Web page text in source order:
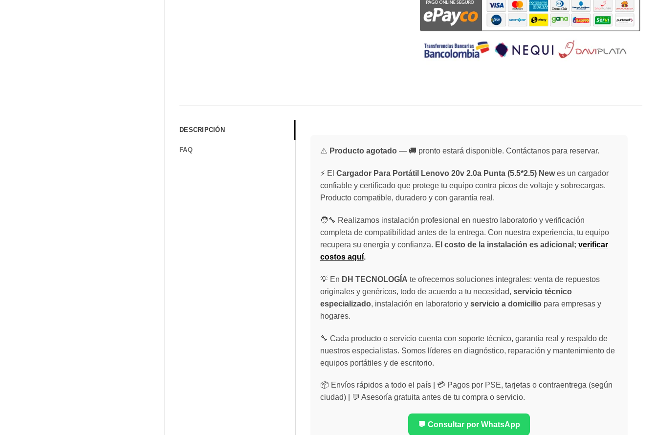
DESCRIPCIÓN
FAQ ⚠️ Producto agotado— 🚚 pronto estará disponible. Contáctanos para reservar.
⚡ El Cargador Para Portátil Lenovo 20v 2.0a Punta (5.5*2.5) Newes un cargador
confiable y certificado que protege tu equipo contra picos de voltaje y sobrecargas.
Producto compatible, duradero y con garantía real.
🧑‍🔧 Realizamos instalación profesional en nuestro laboratorio y verificación
completa de compatibilidad antes de la entrega. Con nuestra experiencia, tu equipo
recupera su energía y confianza. El costo de la instalación es adicional; verificar
costos aquí.
💡 En DH TECNOLOGÍA te ofrecemos soluciones integrales: venta de repuestos
originales y genéricos, todo de acuerdo a tu necesidad, servicio técnico
especializado, instalación en laboratorio y servicio a domiciliopara empresas y
hogares.
🔧 Cada producto o servicio cuenta con soporte técnico, garantía real y respaldo de
nuestros especialistas. Somos líderes en diagnóstico, reparación y mantenimiento de
equipos portátiles y de escritorio.
📦 Envíos rápidos a todo el país | 💳 Pagos por PSE, tarjetas o contraentrega (según
ciudad) | 💬 Asesoría gratuita antes de tu compra o servicio.
💬 Consultar por WhatsApp